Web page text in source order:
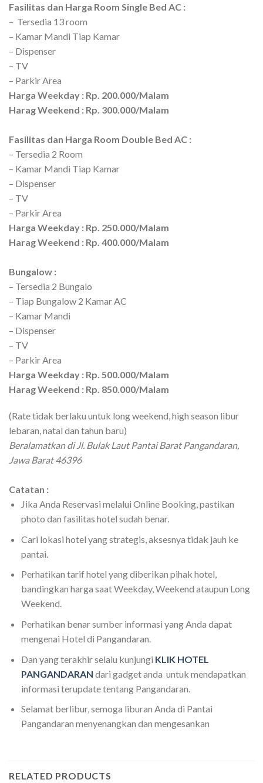
Fasilitas dan Harga Room Single Bed AC :
– Tersedia 13 room
– Kamar Mandi Tiap Kamar
– Dispenser
– TV
– Parkir Area
Harga Weekday : Rp. 200.000/Malam
Harag Weekend : Rp. 300.000/Malam
Fasilitas dan Harga Room Double Bed AC :
– Tersedia 2 Room
– Kamar Mandi Tiap Kamar
– Dispenser
– TV
– Parkir Area
Harga Weekday : Rp. 250.000/Malam
Harag Weekend : Rp. 400.000/Malam
Bungalow :
– Tersedia 2 Bungalo
– Tiap Bungalow 2 Kamar AC
– Kamar Mandi
– Dispenser
– TV
– Parkir Area
Harga Weekday : Rp. 500.000/Malam
Harag Weekend : Rp. 850.000/Malam
(Rate tidak berlaku untuk long weekend, high season libur
lebaran, natal dan tahun baru)
Beralamatkan di Jl. Bulak Laut Pantai Barat Pangandaran,
Jawa Barat 46396
Catatan :
Jika Anda Reservasi melalui Online Booking, pastikan
photo dan fasilitas hotel sudah benar.
Cari lokasi hotel yang strategis, aksesnya tidak jauh ke
pantai.
Perhatikan tarif hotel yang diberikan pihak hotel,
bandingkan harga saat Weekday, Weekend ataupun Long
Weekend.
Perhatikan benar sumber informasi yang Anda dapat
mengenai Hotel di Pangandaran.
Dan yang terakhir selalu kunjungi KLIK HOTEL
PANGANDARAN dari gadget anda untuk mendapatkan
informasi terupdate tentang Pangandaran.
Selamat berlibur, semoga liburan Anda di Pantai
Pangandaran menyenangkan dan mengesankan
RELATED PRODUCTS